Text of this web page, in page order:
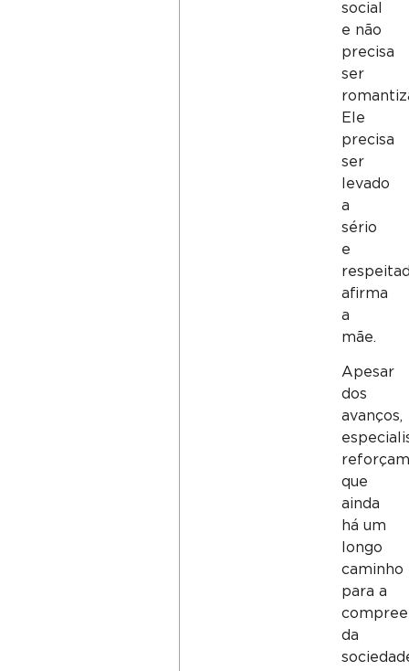
social
e não
precisa
ser
Ele
precisa
ser
levado
a
sério
e
afirma
a
mãe.
Apesar
dos
avanços,
reforçam
que
ainda
há um
longo
caminho
para a
da